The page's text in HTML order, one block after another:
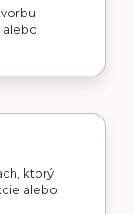
alebo
ktorý
alebo